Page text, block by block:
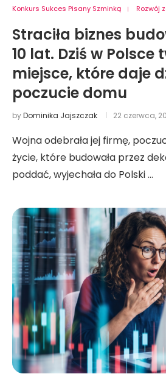
Konkurs Sukces Pisany Szminką Rozwój
Straciła biznes
10 lat. Dziś w Polsce
miejsce, które daje
poczucie domu
byDominika Jajszczak 22 czerwca,
Wojna odebrała jej firmę,
życie, które budowała przez
poddać, wyjechała do Polski …